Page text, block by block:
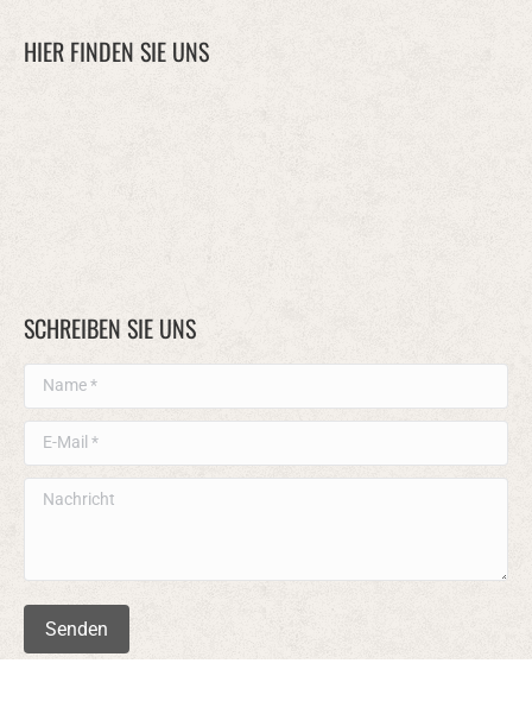
HIER FINDEN SIE UNS
SCHREIBEN SIE UNS
Name *
E-Mail *
Nachricht
Senden